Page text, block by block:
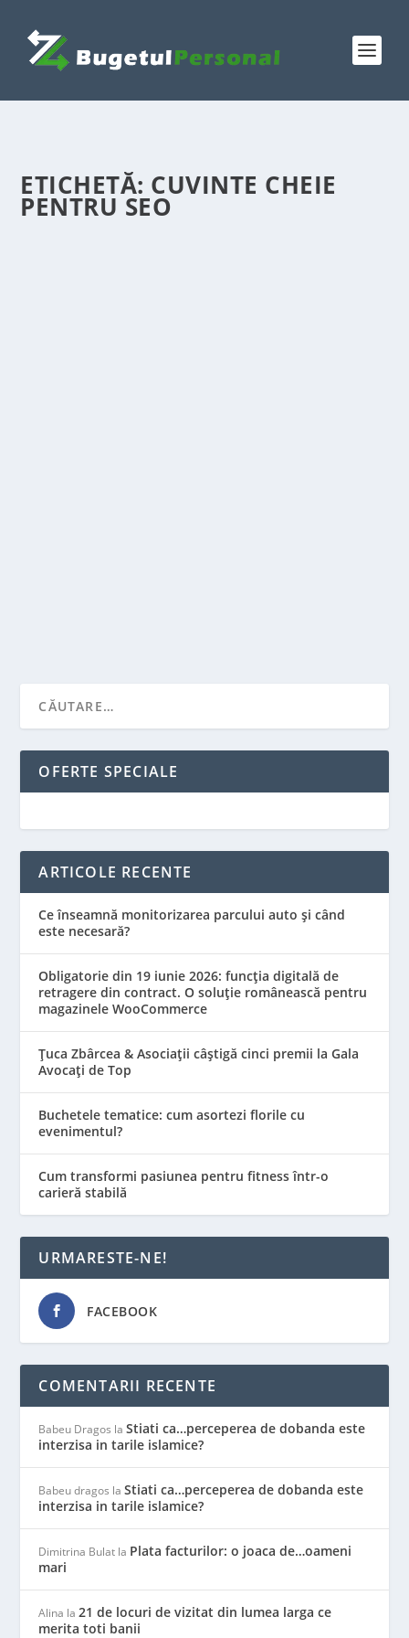
ETICHETĂ: CUVINTE CHEIE
PENTRU SEO
OFERTE SPECIALE
ARTICOLE RECENTE
Ce înseamnă monitorizarea parcului auto și când
este necesară?
Obligatorie din 19 iunie 2026: funcția digitală de
retragere din contract. O soluție românească pentru
magazinele WooCommerce
Țuca Zbârcea & Asociații câștigă cinci premii la Gala
Avocați de Top
Buchetele tematice: cum asortezi florile cu
evenimentul?
Cum transformi pasiunea pentru fitness într-o
carieră stabilă
URMARESTE-NE!
FACEBOOK
COMENTARII RECENTE
Babeu Dragos laStiati ca…perceperea de dobanda este
interzisa in tarile islamice?
Babeu dragos laStiati ca…perceperea de dobanda este
interzisa in tarile islamice?
Dimitrina Bulat la Plata facturilor: o joaca de…oameni
mari
Alina la21 de locuri de vizitat din lumea larga ce
merita toti banii